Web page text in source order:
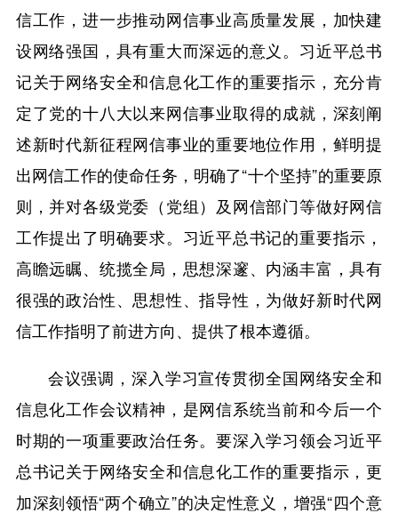
信工作，进一步推动网信事业高质量发展，加快建
设网络强国，具有重大而深远的意义。习近平总书
记关于网络安全和信息化工作的重要指示，充分肯
定了党的十八大以来网信事业取得的成就，深刻阐
述新时代新征程网信事业的重要地位作用，鲜明提
出网信工作的使命任务，明确了“十个坚持”的重要原
则，并对各级党委（党组）及网信部门等做好网信
工作提出了明确要求。习近平总书记的重要指示，
高瞻远瞩、统揽全局，思想深邃、内涵丰富，具有
很强的政治性、思想性、指导性，为做好新时代网
信工作指明了前进方向、提供了根本遵循。
会议强调，深入学习宣传贯彻全国网络安全和
信息化工作会议精神，是网信系统当前和今后一个
时期的一项重要政治任务。要深入学习领会习近平
总书记关于网络安全和信息化工作的重要指示，更
加深刻领悟“两个确立”的决定性意义，增强“四个意